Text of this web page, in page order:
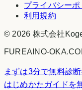
プライバシーポ
利用規約
© 2026 株式会社
FUREAINO-
まずは3分で無料診断
はじめかたガイドを